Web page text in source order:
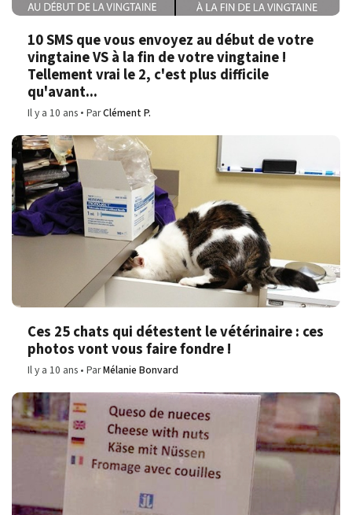
10 SMS que vous envoyez au début de votre
vingtaine VS à la fin de votre vingtaine !
Tellement vrai le 2, c'est plus difficile
qu'avant...
Il y a 10 ans ParClément P.
Ces 25 chats qui détestent le vétérinaire : ces
photos vont vous faire fondre !
Il y a 10 ans ParMélanie Bonvard